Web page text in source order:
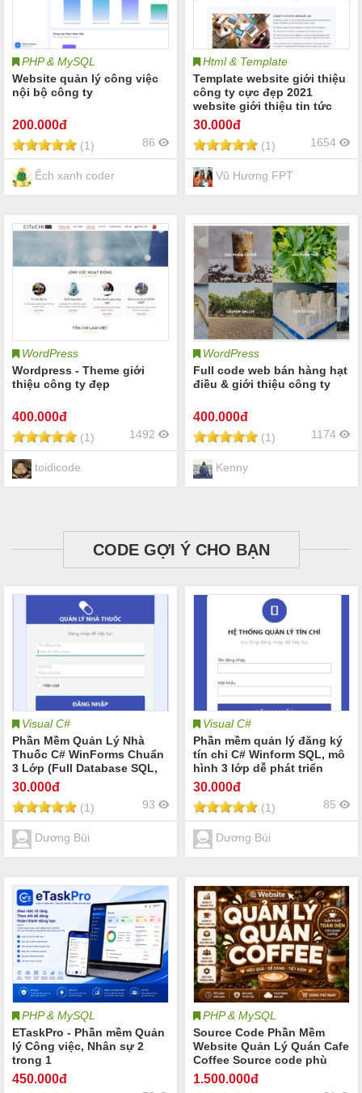
PHP & MySQL
Website quản lý công việc
nội bộ công ty
200.000đ
(1) 86
Ếch xanh coder
Html & Template
Template website giới thiệu
công ty cực đẹp 2021
website giới thiệu tin tức
công ty
30.000đ
(1) 1654
Vũ Hương FPT
WordPress
Wordpress - Theme giới
thiệu công ty đẹp
400.000đ
(1) 1492
toidicode
WordPress
Full code web bán hàng hạt
điều & giới thiệu công ty
400.000đ
(1) 1174
Kenny
CODE GỢI Ý CHO BẠN
Visual C#
Phần Mềm Quản Lý Nhà
Thuốc C# WinForms Chuẩn
3 Lớp (Full Database SQL,
Backup & Restore)
30.000đ
(1) 93
Dương Bùi
Visual C#
Phần mềm quản lý đăng ký
tín chỉ C# Winform SQL, mô
hình 3 lớp dễ phát triển
30.000đ
(1) 85
Dương Bùi
PHP & MySQL
ETaskPro - Phần mềm Quản
lý Công việc, Nhân sự 2
trong 1
450.000đ
PHP & MySQL
Source Code Phần Mềm
Website Quản Lý Quán Cafe
Coffee Source code phù
hợp cho quán cafe Coffee
trà sữa đồ uống nước trái
1.500.000đ